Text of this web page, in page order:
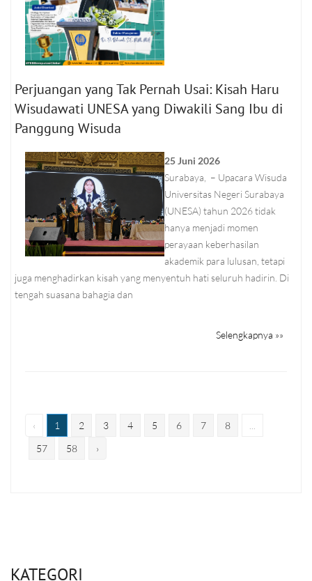
Perjuangan yang Tak Pernah Usai: Kisah Haru
Wisudawati UNESA yang Diwakili Sang Ibu di
Panggung Wisuda
25 Juni 2026
Surabaya, – Upacara Wisuda
Universitas Negeri Surabaya
(UNESA) tahun 2026 tidak
hanya menjadi momen
perayaan keberhasilan
akademik para lulusan, tetapi
juga menghadirkan kisah yang menyentuh hati seluruh hadirin. Di
tengah suasana bahagia dan
Selengkapnya »»
‹ 1 2 3 4 5 6 7 8
57
58 ›
KATEGORI